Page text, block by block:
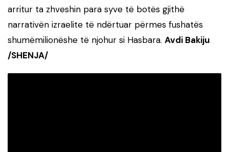
arritur ta zhveshin para syve të botës gjithë
narrativën izraelite të ndërtuar përmes fushatës
shumëmilionëshe të njohur si Hasbara. Avdi Bakiju
/SHENJA/